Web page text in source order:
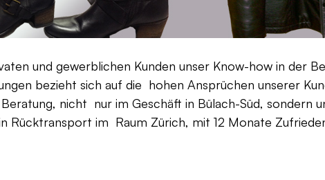
und gewerblichen Kunden unser Know-how in der
bezieht sich auf die hohen Ansprüchen unserer
nicht nur im Geschäft in Bülach-Süd, sondern
Rücktransport im Raum Zürich, mit 12 Monate